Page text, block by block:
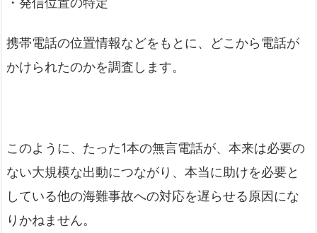
携帯電話の位置情報などをもとに、どこから電話が
かけられたのかを調査します。
このように、たった1本の無言電話が、本来は必要の
ない大規模な出動につながり、本当に助けを必要と
している他の海難事故への対応を遅らせる原因にな
りかねません。